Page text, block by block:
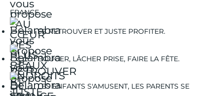
FRANCE.
SE RETROUVER ET JUSTE PROFITER.
BOUGER, LÂCHER PRISE, FAIRE LA FÊTE.
LES ENFANTS S'AMUSENT, LES PARENTS SE